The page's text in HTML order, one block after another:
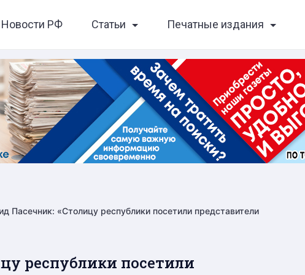
Новости РФ Статьи Печатные издания
Пасечник: «Столицу республики посетили представители
республики посетили